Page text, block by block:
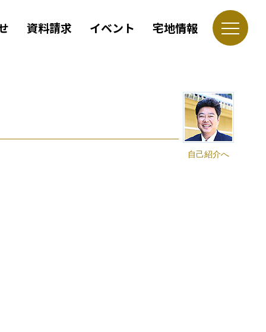
資料請求 イベント 宅地情報
自己紹介へ